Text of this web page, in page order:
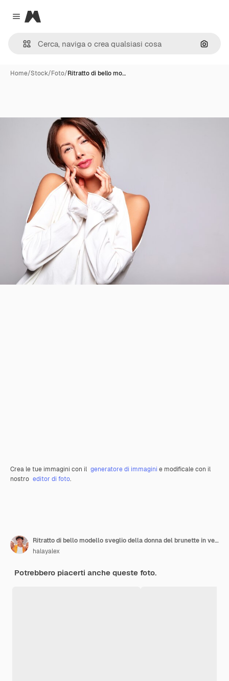
Close menu
Magnific
Cerca
Home/Stock/Foto/Ritratto di bello mo…
Crea le tue immagini con il generatore di immagini e modificale con il
nostro editor di foto.
Ritratto di bello modello sveglio della donna del brunette in vestiti casuali di estate senza trucco isolato su gray
halayalex
Potrebbero piacerti anche queste foto.